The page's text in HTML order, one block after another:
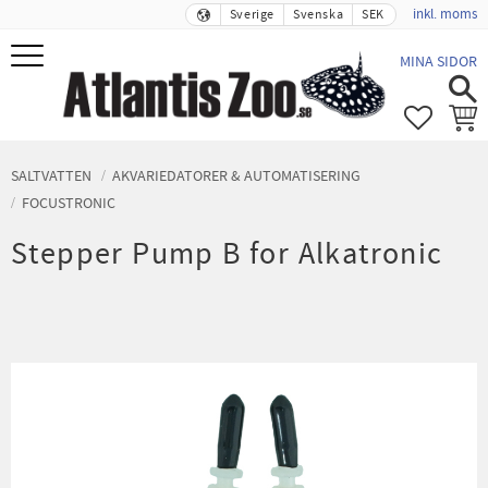
Meny
Sverige Svenska SEK inkl. moms
MINA SIDOR
SALTVATTEN
AKVARIEDATORER & AUTOMATISERING
FOCUSTRONIC
Stepper Pump B for Alkatronic